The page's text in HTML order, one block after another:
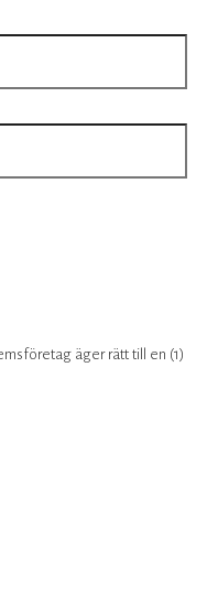
äger rätt till en (1)